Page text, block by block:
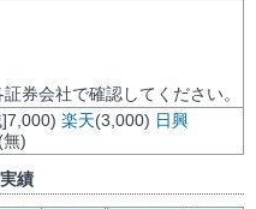
券会社で確認してください。
楽天(3,000) 日興
(無)
績